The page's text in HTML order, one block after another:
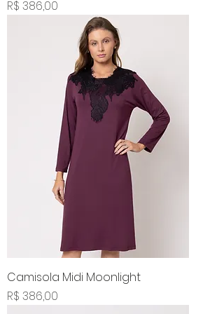
Preço
R$ 386,00
Camisola Midi Moonlight
Preço
R$ 386,00